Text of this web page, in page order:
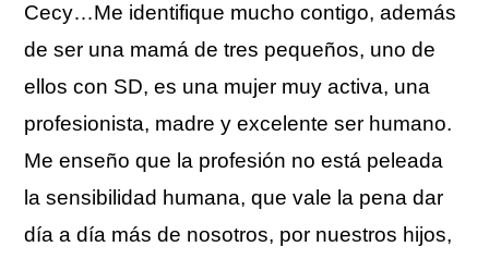
Cecy…Me identifique mucho contigo, además
de ser una mamá de tres pequeños, uno de
ellos con SD, es una mujer muy activa, una
profesionista, madre y excelente ser humano.
Me enseño que la profesión no está peleada
la sensibilidad humana, que vale la pena dar
día a día más de nosotros, por nuestros hijos,